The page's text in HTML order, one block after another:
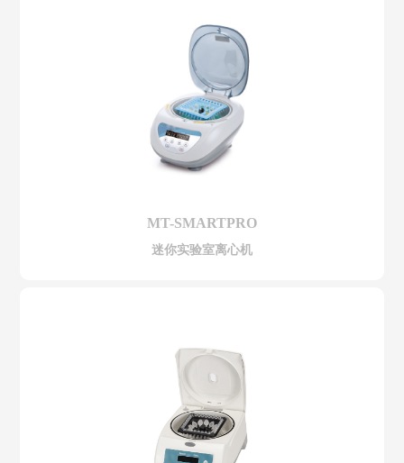
MT-SMARTPRO
迷你实验室离心机